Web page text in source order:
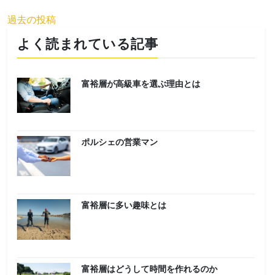
投
稿
ナ
ビ
ゲ
シ
ョ
ン
過去の投稿
よく読まれている記事
富裕層が高級車を選ぶ理由とは
ポルシェの営業マン
富裕層に多い趣味とは
富裕層はどうして時間を作れるのか